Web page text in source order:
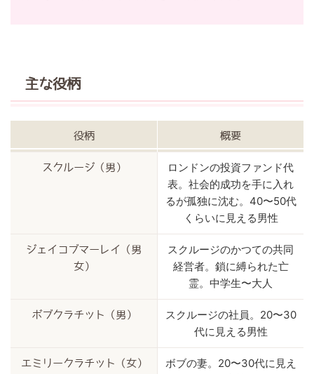
主な役柄
役柄 概要
スクルージ（男）
ロンドンの投資ファンド代
表。社会的成功を手に入れ
るが孤独に沈む。40〜50代
くらいに見える男性
ジェイコブマーレイ（男
女）
スクルージのかつての共同
経営者。鎖に縛られた亡
霊。中学生〜大人
ボブクラチット（男）
スクルージの社員。20〜30
代に見える男性
エミリークラチット（女）
ボブの妻。20〜30代に見え